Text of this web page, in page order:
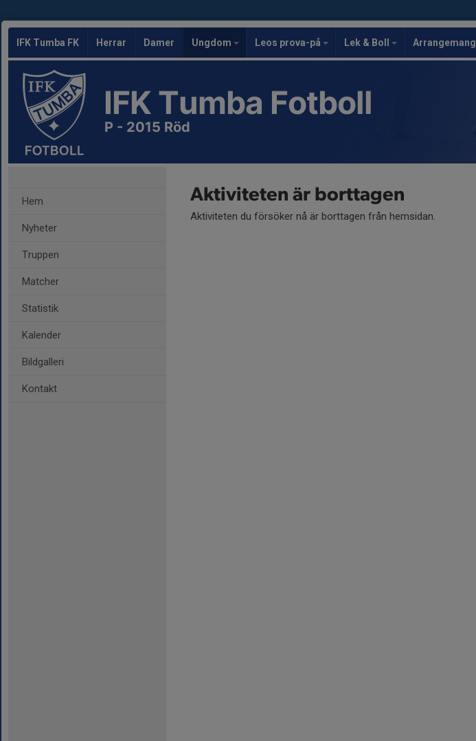
IFK Tumba FK Herrar Damer Ungdom Leos prova-på Lek & Boll Arrangemang
IFK Tumba Fotboll
P - 2015 Röd
Hem
Nyheter
Truppen
Matcher
Statistik
Kalender
Bildgalleri
Kontakt
Aktiviteten är borttagen
Aktiviteten du försöker nå är borttagen från hemsidan.